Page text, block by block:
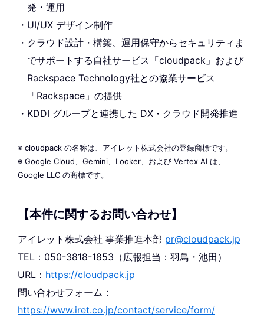
発・運用
UI/UX デザイン制作
クラウド設計・構築、運用保守からセキュリティま
でサポートする自社サービス「cloudpack」および
Rackspace Technology社との協業サービス
「Rackspace」の提供
KDDI グループと連携した DX・クラウド開発推進
※ cloudpack の名称は、アイレット株式会社の登録商標です。
※ Google Cloud、Gemini、Looker、および Vertex AI は、
Google LLC の商標です。
【本件に関するお問い合わせ】
アイレット株式会社 事業推進本部 pr@cloudpack.jp
TEL：050-3818-1853（広報担当：羽鳥・池田）
URL： https://cloudpack.jp
問い合わせフォーム：
https://www.iret.co.jp/contact/service/form/